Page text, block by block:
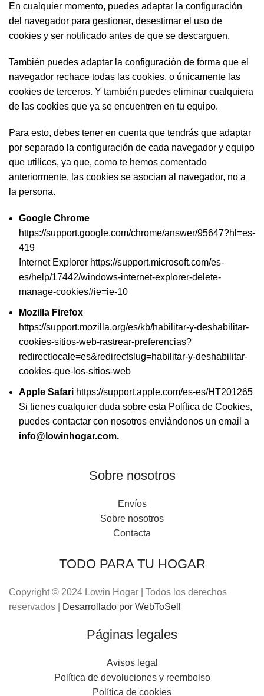
En cualquier momento, puedes adaptar la configuración
del navegador para gestionar, desestimar el uso de
cookies y ser notificado antes de que se descarguen.
También puedes adaptar la configuración de forma que el
navegador rechace todas las cookies, o únicamente las
cookies de terceros. Y también puedes eliminar cualquiera
de las cookies que ya se encuentren en tu equipo.
Para esto, debes tener en cuenta que tendrás que adaptar
por separado la configuración de cada navegador y equipo
que utilices, ya que, como te hemos comentado
anteriormente, las cookies se asocian al navegador, no a
la persona.
Google Chrome
https://support.google.com/chrome/answer/95647?hl=es-
419
Internet Explorer https://support.microsoft.com/es-
es/help/17442/windows-internet-explorer-delete-
manage-cookies#ie=ie-10
Mozilla Firefox
https://support.mozilla.org/es/kb/habilitar-y-deshabilitar-
cookies-sitios-web-rastrear-preferencias?
redirectlocale=es&redirectslug=habilitar-y-deshabilitar-
cookies-que-los-sitios-web
Apple Safari https://support.apple.com/es-es/HT201265
Si tienes cualquier duda sobre esta Política de Cookies,
puedes contactar con nosotros enviándonos un email a
info@lowinhogar.com.
Sobre nosotros
Envíos
Sobre nosotros
Contacta
TODO PARA TU HOGAR
Copyright © 2024 Lowin Hogar | Todos los derechos
reservados |
Desarrollado por WebToSell
Páginas legales
Avisos legal
Política de devoluciones y reembolso
Política de cookies